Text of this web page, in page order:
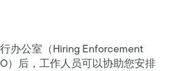
办公室（Hiring Enforcement
）后，工作人员可以协助您安排